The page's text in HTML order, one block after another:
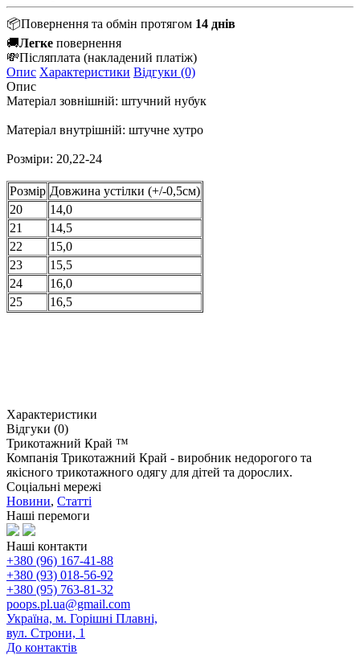
📦Повернення та обмін протягом 14 днів
🚚Легке повернення
💸Післяплата (накладений платіж)
Опис Характеристики Відгуки (0)
Опис
Матеріал зовнішній: штучний нубук
Матеріал внутрішній: штучне хутро
Розміри: 20,22-24
Розмір Довжина устілки (+/-0,5см)
20
14,0
21
14,5
22
15,0
23
15,5
24
16,0
25
16,5
Характеристики
Відгуки (0)
Трикотажний Край ™
Компанія Трикотажний Край - виробник недорогого та
якісного трикотажного одягу для дітей та дорослих.
Соціальні мережі
Новини, Статті
Наші перемоги
Наші контакти
+380 (96) 167-41-88
+380 (93) 018-56-92
+380 (95) 763-81-32
poops.pl.ua@gmail.com
Україна, м. Горішні Плавні,
вул. Строни, 1
До контактів